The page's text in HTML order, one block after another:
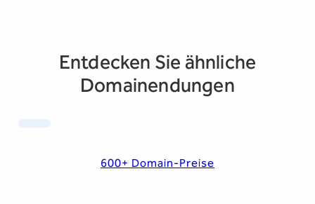
Entdecken Sie ähnliche
Domainendungen
600+ Domain-Preise